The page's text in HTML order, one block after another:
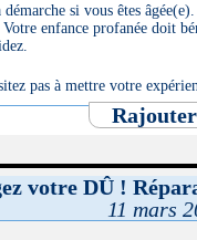
si vous êtes
enfance profanée doit
pas à mettre votre
votre DÛ !
11 mars